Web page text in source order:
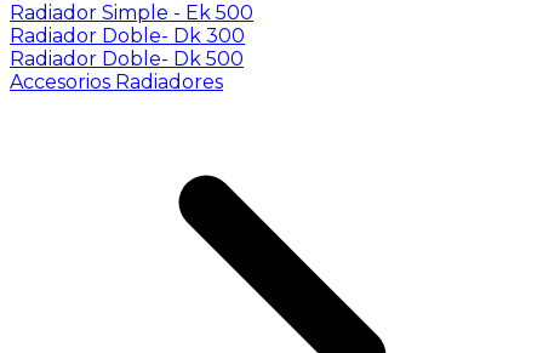
Radiador Simple - Ek 500
Radiador Doble- Dk 300
Radiador Doble- Dk 500
Accesorios Radiadores